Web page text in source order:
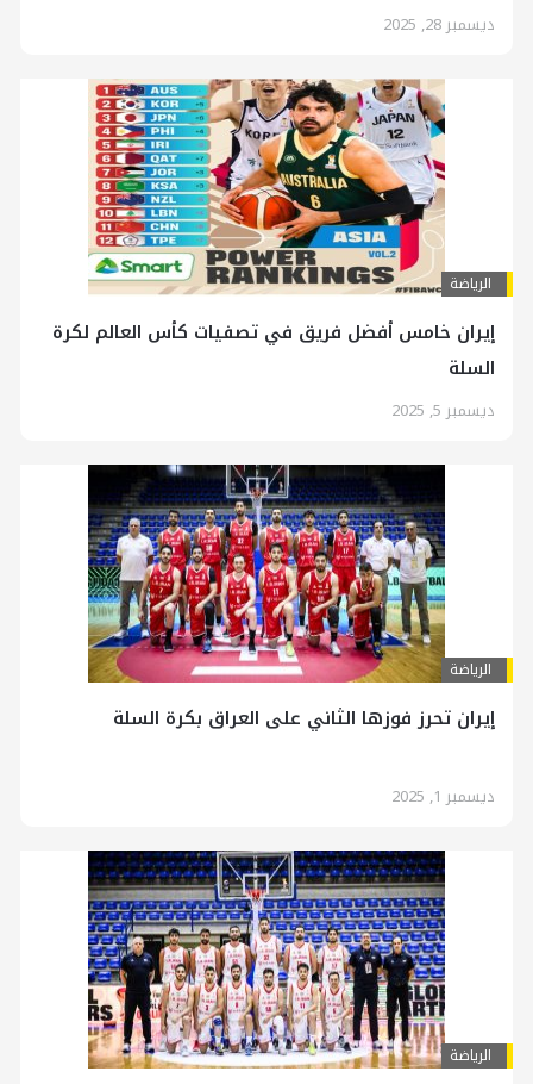
ديسمبر 28, 2025
الرياضة
إيران خامس أفضل فريق في تصفيات كأس العالم لكرة
السلة
ديسمبر 5, 2025
الرياضة
إيران تحرز فوزها الثاني على العراق بكرة السلة
ديسمبر 1, 2025
الرياضة